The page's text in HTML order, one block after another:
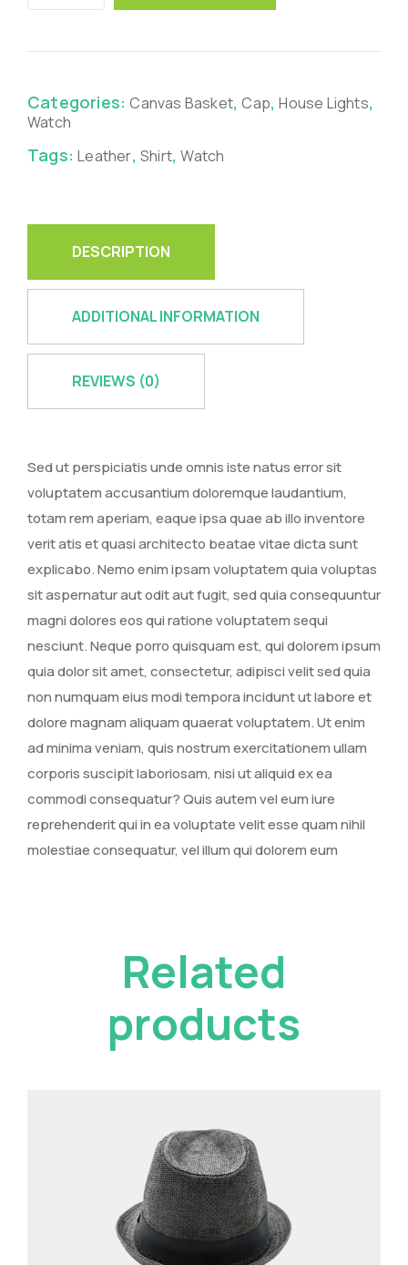
Categories:Canvas Basket,Cap,House Lights,
Watch
Tags:Leather,Shirt,Watch
DESCRIPTION
ADDITIONAL INFORMATION
REVIEWS (0)
Sed ut perspiciatis unde omnis iste natus error sit
voluptatem accusantium doloremque laudantium,
totam rem aperiam, eaque ipsa quae ab illo inventore
verit atis et quasi architecto beatae vitae dicta sunt
explicabo. Nemo enim ipsam voluptatem quia voluptas
sit aspernatur aut odit aut fugit, sed quia consequuntur
magni dolores eos qui ratione voluptatem sequi
nesciunt. Neque porro quisquam est, qui dolorem ipsum
quia dolor sit amet, consectetur, adipisci velit sed quia
non numquam eius modi tempora incidunt ut labore et
dolore magnam aliquam quaerat voluptatem. Ut enim
ad minima veniam, quis nostrum exercitationem ullam
corporis suscipit laboriosam, nisi ut aliquid ex ea
commodi consequatur? Quis autem vel eum iure
reprehenderit qui in ea voluptate velit esse quam nihil
molestiae consequatur, vel illum qui dolorem eum
Related
products